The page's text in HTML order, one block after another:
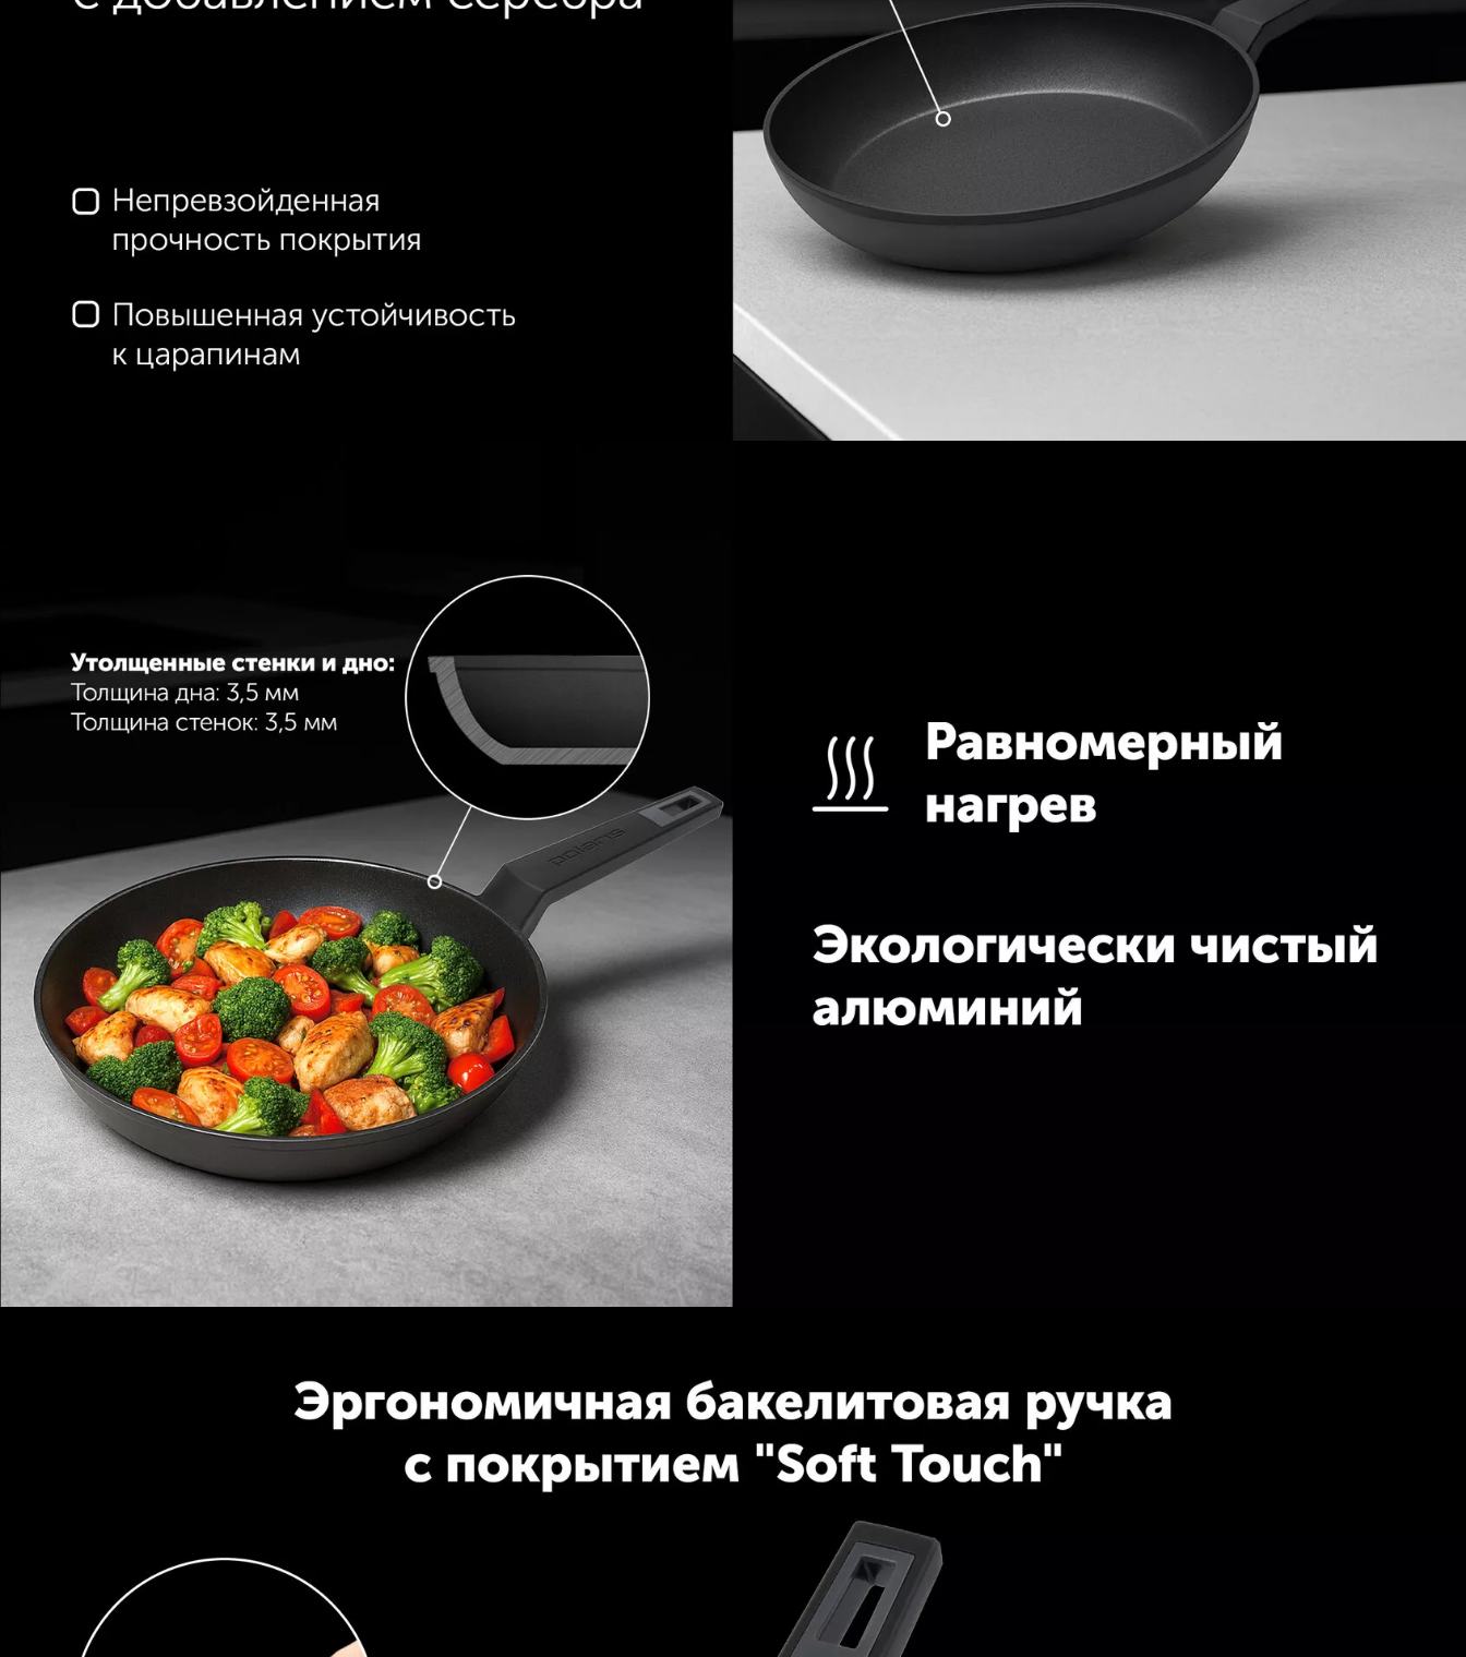
делают ее отличным выбором для приготовления разнообразных
блюд. Сковорода Polaris может использоваться в сочетании с
кастрюлями серии Graphit для приготовления различных соусов и
супов. Серия Graphit состоит из: кастрюли 4,4 л., кастрюли 2,2 л.,
ковша 1,6 л., сковород на 28 см, 26 см, 24 см, 20 см. Таким
образом, вы можете собрать набор для приготовления надежного
качества и утонченного дизайна от Polaris. Приобретайте
качественную антипригарную посуду для кухни Polaris и сделайте
кулинарные эксперименты еще более удобными и приятными!
ПОСМОТРЕТЬ РЕКОМЕНДАЦИИ ПО УХОДУ